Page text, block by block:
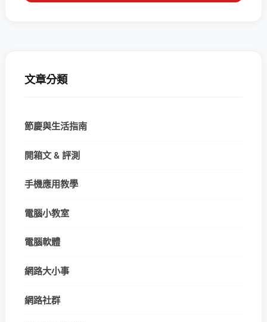
文章分類
節慶與生活指南
開箱文 & 評測
手機應用教學
電腦小教室
電腦軟體
網路大小事
網路社群